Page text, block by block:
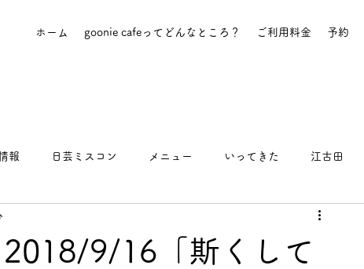
ホーム goonie cafeってどんなところ？ ご利用料金 予約
報 日芸ミスコン メニュー いってきた 江古田
2018/9/16「斯くして